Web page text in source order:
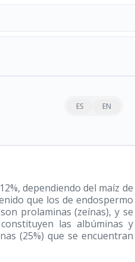
ES EN
dependiendo del maíz de
que los de endospermo
prolaminas (zeínas), y se
las albúminas y
(25%) que se encuentran